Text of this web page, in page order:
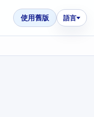
使用舊版 語言